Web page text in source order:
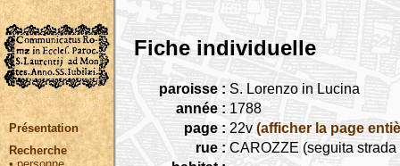
Présentation
Recherche
Fiche individuelle
paroisse : S. Lorenzo in Lucina
année : 1788
page : 22v (afficher la page
rue : CAROZZE (seguita